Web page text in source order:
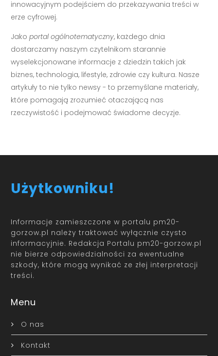
innowacyjnym podejściem do przekazywania treści w
erze cyfrowej.
Jakoportal ogólnotematyczny, każdego dnia
dostarczamy naszym czytelnikom starannie
wyselekcjonowane informacje z dziedzin takich jak
biznes, technologia, lifestyle, zdrowie czy kultura. Nasze
artykuły to nie tylko newsy - to przemyślane materiały,
które pomagają zrozumieć otaczającą nas
rzeczywistość i podejmować świadome decyzje.
Użytkowniku!
Informacje zamieszczone w portalu pm20-
gorzow.pl należy traktować wyłącznie czysto
informacyjnie. Redakcja Portalu pm20-gorzow.pl
nie bierze odpowiedzialności za ewentualne
szkody, które mogą wynikać ze złej interpretacji
treści.
Menu
O nas
Kontakt